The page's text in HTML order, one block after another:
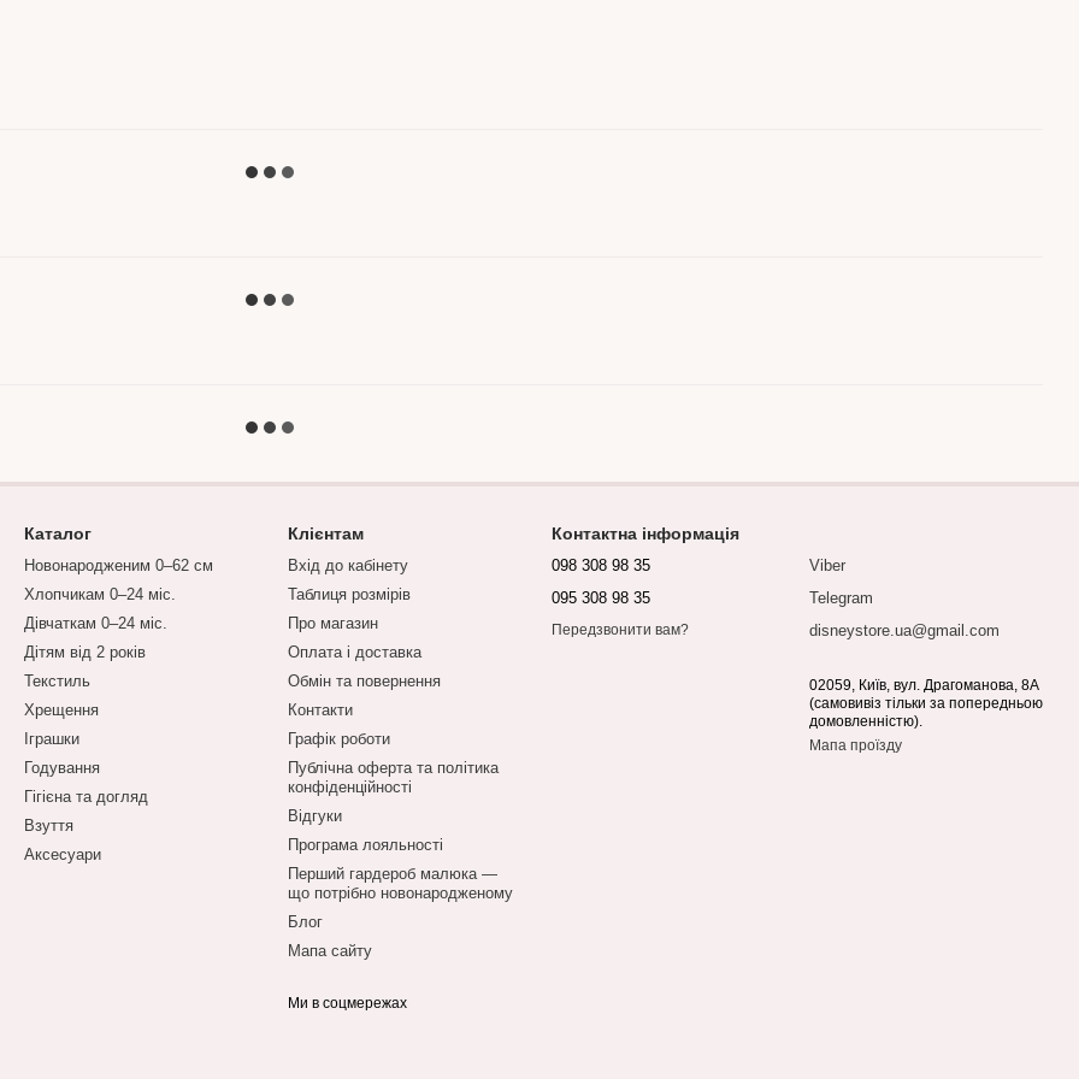
Каталог
Новонародженим 0–62 см
Хлопчикам 0–24 міс.
Дівчаткам 0–24 міс.
Дітям від 2 років
Текстиль
Хрещення
Іграшки
Годування
Гігієна та догляд
Взуття
Аксесуари
Клієнтам
Вхід до кабінету
Таблиця розмірів
Про магазин
Оплата і доставка
Обмін та повернення
Контакти
Графік роботи
Публічна оферта та політика
конфіденційності
Відгуки
Програма лояльності
Перший гардероб малюка —
що потрібно новонародженому
Блог
Мапа сайту
Ми в соцмережах
Контактна інформація
098 308 98 35
095 308 98 35
Передзвонити вам?
Viber
Telegram
disneystore.ua@gmail.com
02059, Київ, вул. Драгоманова, 8А
(самовивіз тільки за попередньою
домовленністю).
Мапа проїзду